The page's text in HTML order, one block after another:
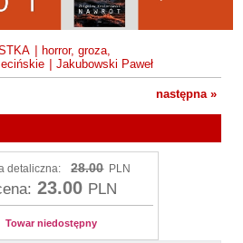
na grzybach
bóg
horror, groza,
Jakubowski Paweł
następna »
detaliczna: 28.00 PLN
23.00 PLN
Towar niedostępny